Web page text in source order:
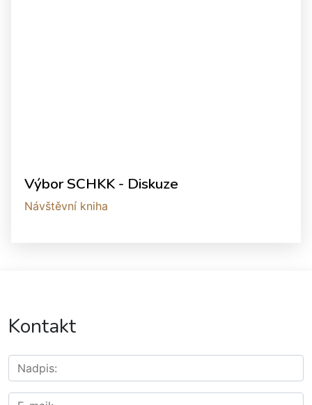
Výbor SCHKK - Diskuze
Návštěvní kniha
Kontakt